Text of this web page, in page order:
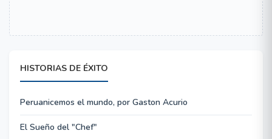
HISTORIAS DE ÉXITO
Peruanicemos el mundo, por Gaston Acurio
El Sueño del "Chef"